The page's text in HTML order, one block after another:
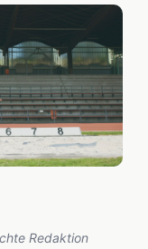
Redaktion